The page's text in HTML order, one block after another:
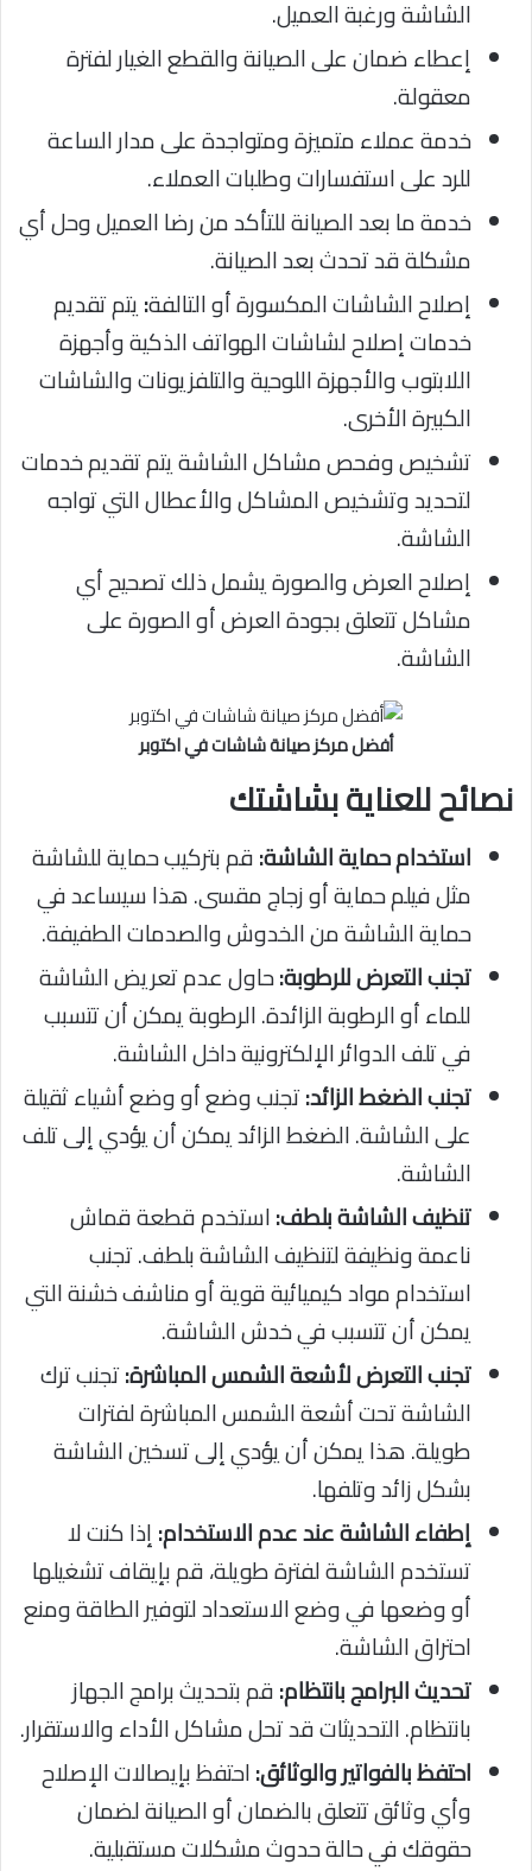
الشاشة ورغبة العميل.
إعطاء ضمان على الصيانة والقطع الغيار لفترة
معقولة.
خدمة عملاء متميزة ومتواجدة على مدار الساعة
للرد على استفسارات وطلبات العملاء.
خدمة ما بعد الصيانة للتأكد من رضا العميل وحل أي
مشكلة قد تحدث بعد الصيانة.
إصلاح الشاشات المكسورة أو التالفة:يتم تقديم
خدمات إصلاح لشاشات الهواتف الذكية وأجهزة
اللابتوب والأجهزة اللوحية والتلفزيونات والشاشات
الكبيرة الأخرى.
تشخيص وفحص مشاكل الشاشة يتم تقديم خدمات
لتحديد وتشخيص المشاكل والأعطال التي تواجه
الشاشة.
إصلاح العرض والصورة يشمل ذلك تصحيح أي
مشاكل تتعلق بجودة العرض أو الصورة على
الشاشة.
أفضل مركز صيانة شاشات في اكتوبر
نصائح للعناية بشاشتك
استخدام حماية الشاشة:قم بتركيب حماية للشاشة
مثل فيلم حماية أو زجاج مقسى. هذا سيساعد في
حماية الشاشة من الخدوش والصدمات الطفيفة.
تجنب التعرض للرطوبة:حاول عدم تعريض الشاشة
للماء أو الرطوبة الزائدة. الرطوبة يمكن أن تتسبب
في تلف الدوائر الإلكترونية داخل الشاشة.
تجنب الضغط الزائد:تجنب وضع أو وضع أشياء ثقيلة
على الشاشة. الضغط الزائد يمكن أن يؤدي إلى تلف
الشاشة.
تنظيف الشاشة بلطف:استخدم قطعة قماش
ناعمة ونظيفة لتنظيف الشاشة بلطف. تجنب
استخدام مواد كيميائية قوية أو مناشف خشنة التي
يمكن أن تتسبب في خدش الشاشة.
تجنب التعرض لأشعة الشمس المباشرة:تجنب ترك
الشاشة تحت أشعة الشمس المباشرة لفترات
طويلة. هذا يمكن أن يؤدي إلى تسخين الشاشة
بشكل زائد وتلفها.
إطفاء الشاشة عند عدم الاستخدام:إذا كنت لا
تستخدم الشاشة لفترة طويلة، قم بإيقاف تشغيلها
أو وضعها في وضع الاستعداد لتوفير الطاقة ومنع
احتراق الشاشة.
تحديث البرامج بانتظام:قم بتحديث برامج الجهاز
بانتظام. التحديثات قد تحل مشاكل الأداء والاستقرار.
احتفظ بالفواتير والوثائق:احتفظ بإيصالات الإصلاح
وأي وثائق تتعلق بالضمان أو الصيانة لضمان
حقوقك في حالة حدوث مشكلات مستقبلية.